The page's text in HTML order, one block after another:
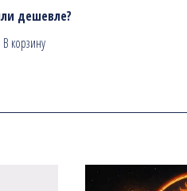
дешевле?
В корзину